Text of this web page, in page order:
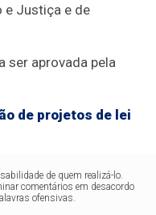
e Justiça e de
ser aprovada pela
de projetos de lei
de quem realizá-lo.
comentários em desacordo
ofensivas.